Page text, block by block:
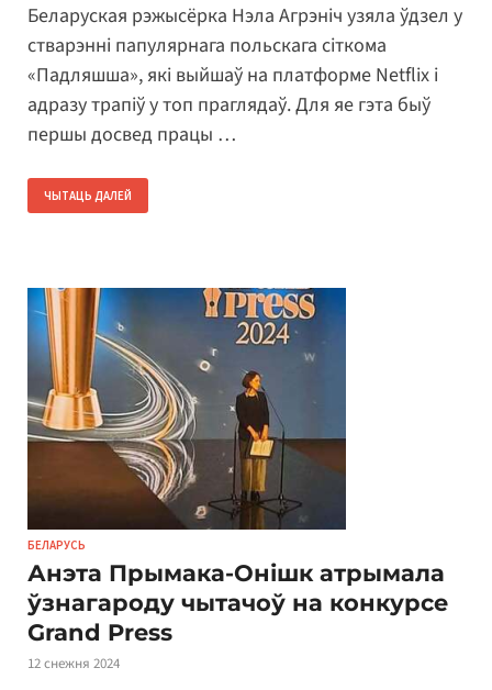
Беларуская рэжысёрка Нэла Агрэніч узяла ўдзел у
стварэнні папулярнага польскага сіткома
«Падляшша», які выйшаў на платформе Netflix і
адразу трапіў у топ праглядаў. Для яе гэта быў
першы досвед працы …
ЧЫТАЦЬ ДАЛЕЙ
БЕЛАРУСЬ
Анэта Прымака-Онішк атрымала
ўзнагароду чытачоў на конкурсе
Grand Press
12 снежня 2024